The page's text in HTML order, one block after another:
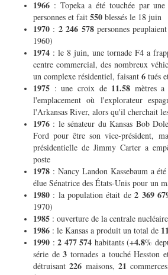
1966 : Topeka a été touchée par
personnes et fait 550 blessés le 18 juin
1970 : 2 246 578personnes
1960)
1974 : le 8 juin, une tornade F4 a
centre commercial, des nombreux
un complexe résidentiel, faisant 6 tués
1975 : une croix de 11.58 mètres
l'emplacement où l'explorateur
l'Arkansas River, alors qu'il cherchait
1976 : le sénateur du Kansas Bob
Ford pour être son vice-président,
présidentielle de Jimmy Carter a
poste
1978 : Nancy Landon Kassebaum a
élue Sénatrice des États-Unis pour un
1980 : la population était de2 369
1970)
1985 : ouverture de la centrale
1986 : le Kansas a produit un total de
1990 : 2 477 574 habitants (+4.8%
série de3 tornades a touché Hesston
détruisant226 maisons,21